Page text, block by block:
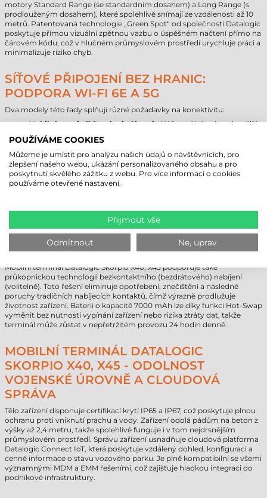
motory Standard Range (se standardním dosahem) a Long Range (s
prodlouženým dosahem), které spolehlivě snímají ze vzdálenosti až 10
metrů. Patentovaná technologie „Green Spot“ od společnosti Datalogic
poskytuje přímou vizuální zpětnou vazbu o úspěšném načtení přímo na
čárovém kódu, což v hlučném průmyslovém prostředí urychluje práci a
minimalizuje riziko chyb.
SÍŤOVÉ PŘIPOJENÍ BEZ HRANIC:
PODPORA WI-FI 6E A 5G
Dva modely této řady splňují různé požadavky na konektivitu:
Mobilní terminál Datalogic Skorpio X40využívá nejmodernější
technologii Wi-Fi 6/6E, která zajišťuje stabilní, rychlou a
bezpečnou komunikaci v rámci podnikové sítě.
Mobilní terminál Datalogic Skorpio X45 je navíc vybaven
integrovanou funkcí 5G a GPS, což z něj činí ideální volbu pro
práci v terénu, kde je nepřetržité širokopásmové připojení a
přesné určování polohy nezbytné.
periferním zařízením a usnadňuje párování přístrojů.
NULOVÉ PROSTOJE: BEZKONTAKTNÍ
NABÍJENÍ A BATERIE HOT-SWAP
Mobilní terminál Datalogic Skorpio X40, X45 podporuje také
průkopnickou technologii bezkontaktního (bezdrátového) nabíjení
(volitelně). Toto řešení eliminuje opotřebení, znečištění a následné
poruchy tradičních nabíjecích kontaktů, čímž výrazně prodlužuje
životnost zařízení. Baterii o kapacitě 7000 mAh lze díky funkci Hot-Swap
vyměnit bez nutnosti vypínání zařízení nebo rizika ztráty dat, takže
terminál může zůstat v nepřetržitém provozu 24 hodin denně.
MOBILNÍ TERMINÁL DATALOGIC
SKORPIO X40, X45 - ODOLNOST
VOJENSKÉ ÚROVNĚ A CLOUDOVÁ
SPRÁVA
Tělo zařízení disponuje certifikací krytí IP65 a IP67, což poskytuje plnou
ochranu proti vniknutí prachu a vody. Zařízení odolá pádům na beton z
výšky až 2,4 metru, takže spolehlivě funguje i v tom nejdrsnějším
průmyslovém prostředí. Správu zařízení usnadňuje cloudová platforma
Datalogic Connect IoT, která poskytuje vzdálený dohled, konfiguraci a
cenné informace o stavu vozového parku. Je plně kompatibilní se všemi
významnými MDM a EMM řešeními, což zajišťuje hladkou integraci do
podnikové infrastruktury.
POUŽÍVÁME COOKIES
Můžeme je umístit pro analýzu našich údajů o návštěvnících, pro
zlepšení našeho webu, ukázání personalizovaného obsahu a pro
poskytnutí skvělého zážitku z webu. Pro více informací o cookies
používáme otevřené nastavení.
Přijmout vše
Odmítnout Ne, uprav